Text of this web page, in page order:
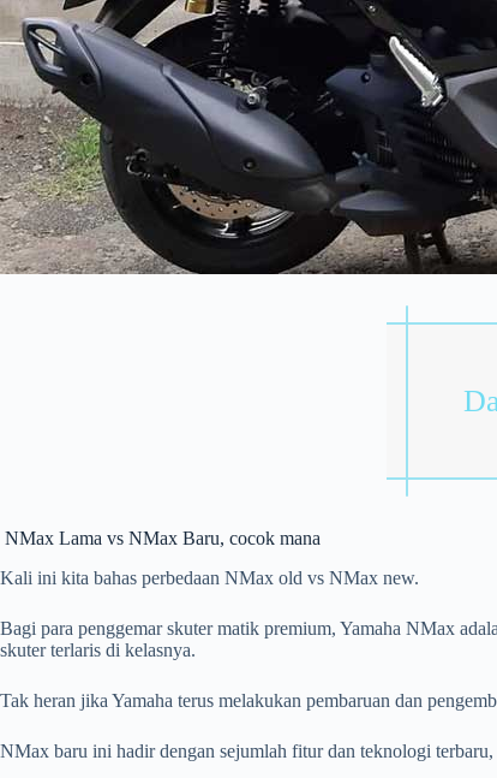
NMax Lama vs NMax Baru, cocok mana
Kali ini kita bahas perbedaan NMax old vs NMax new.
Bagi para penggemar skuter matik premium, Yamaha NMax
skuter terlaris di kelasnya.
Tak heran jika Yamaha terus melakukan pembaruan dan
NMax baru ini hadir dengan sejumlah fitur dan teknologi